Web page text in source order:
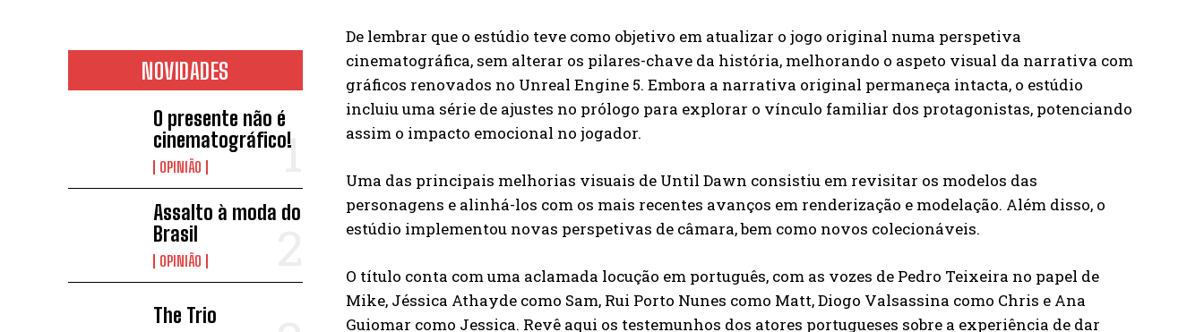
NOVIDADES
O presente não é
cinematográfico!
OPINIÃO
Assalto à moda do
Brasil
OPINIÃO
The Trio
De lembrar que o estúdio teve como objetivo em atualizar o jogo original numa perspetiva
cinematográfica, sem alterar os pilares-chave da história, melhorando o aspeto visual da narrativa com
gráficos renovados no Unreal Engine 5. Embora a narrativa original permaneça intacta, o estúdio
incluiu uma série de ajustes no prólogo para explorar o vínculo familiar dos protagonistas, potenciando
assim o impacto emocional no jogador.
Uma das principais melhorias visuais de Until Dawn consistiu em revisitar os modelos das
personagens e alinhá-los com os mais recentes avanços em renderização e modelação. Além disso, o
estúdio implementou novas perspetivas de câmara, bem como novos colecionáveis.
O título conta com uma aclamada locução em português, com as vozes de Pedro Teixeira no papel de
Mike, Jéssica Athayde como Sam, Rui Porto Nunes como Matt, Diogo Valsassina como Chris e Ana
Guiomar como Jessica. Revê aqui os testemunhos dos atores portugueses sobre a experiência de dar